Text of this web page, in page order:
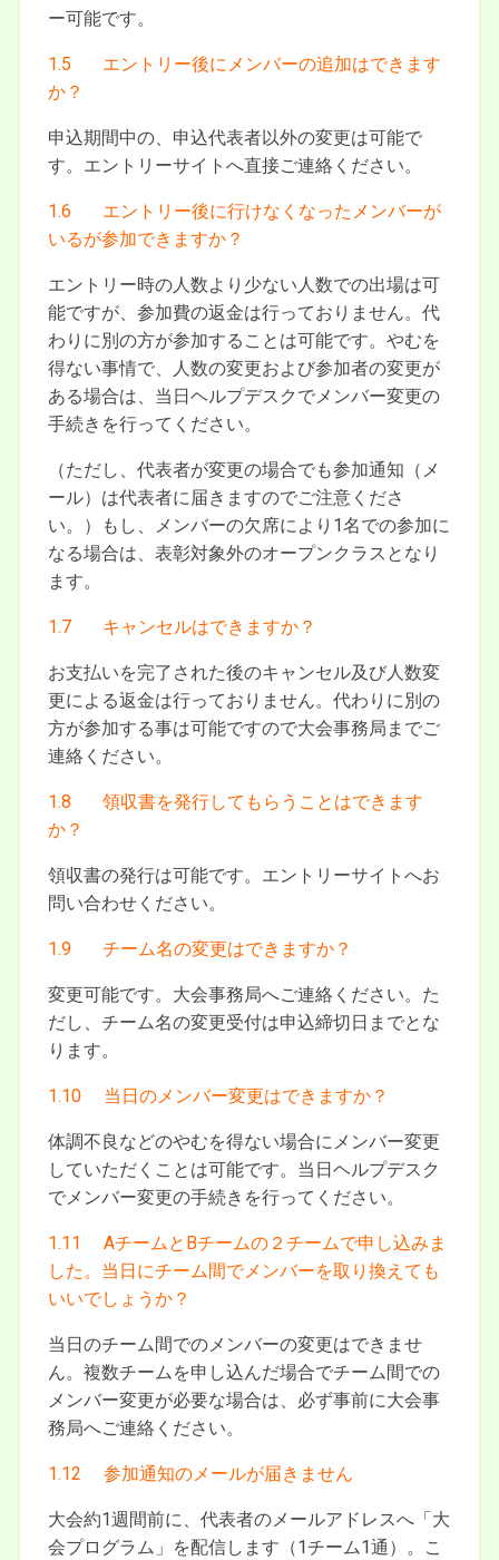
ー可能です。
1.5 エントリー後にメンバーの追加はできます
か？
申込期間中の、申込代表者以外の変更は可能で
す。エントリーサイトへ直接ご連絡ください。
1.6 エントリー後に行けなくなったメンバーが
いるが参加できますか？
エントリー時の人数より少ない人数での出場は可
能ですが、参加費の返金は行っておりません。代
わりに別の方が参加することは可能です。やむを
得ない事情で、人数の変更および参加者の変更が
ある場合は、当日ヘルプデスクでメンバー変更の
手続きを行ってください。
（ただし、代表者が変更の場合でも参加通知（メ
ール）は代表者に届きますのでご注意くださ
い。）もし、メンバーの欠席により1名での参加に
なる場合は、表彰対象外のオープンクラスとなり
ます。
1.7 キャンセルはできますか？
お支払いを完了された後のキャンセル及び人数変
更による返金は行っておりません。代わりに別の
方が参加する事は可能ですので大会事務局までご
連絡ください。
1.8 領収書を発行してもらうことはできます
か？
領収書の発行は可能です。エントリーサイトへお
問い合わせください。
1.9 チーム名の変更はできますか？
変更可能です。大会事務局へご連絡ください。た
だし、チーム名の変更受付は申込締切日までとな
ります。
1.10 当日のメンバー変更はできますか？
体調不良などのやむを得ない場合にメンバー変更
していただくことは可能です。当日ヘルプデスク
でメンバー変更の手続きを行ってください。
1.11 AチームとBチームの２チームで申し込みま
した。当日にチーム間でメンバーを取り換えても
いいでしょうか？
当日のチーム間でのメンバーの変更はできませ
ん。複数チームを申し込んだ場合でチーム間での
メンバー変更が必要な場合は、必ず事前に大会事
務局へご連絡ください。
1.12 参加通知のメールが届きません
大会約1週間前に、代表者のメールアドレスへ「大
会プログラム」を配信します（1チーム1通）。こ